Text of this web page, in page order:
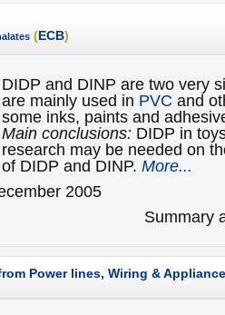
(ECB)
DIDP and DINP are two very
are mainly used in PVC and
some inks, paints and
Main conclusions: DIDP in
research may be needed on
of DIDP and DINP. More...
2005
Summary
Power lines, Wiring &